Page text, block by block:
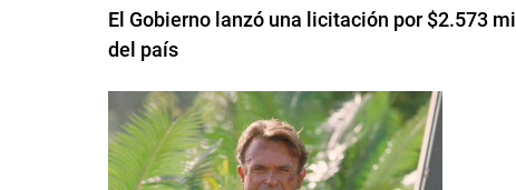
El Gobierno lanzó una licitación por $2.573
del país